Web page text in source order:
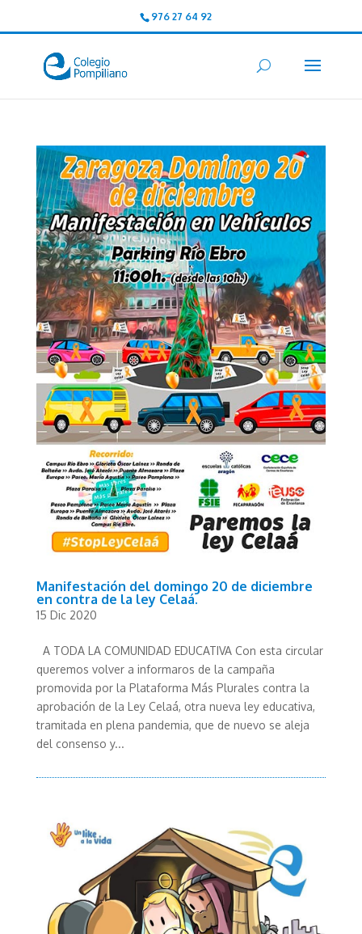
976 27 64 92
Manifestación del domingo 20 de diciembre
en contra de la ley Celaá.
15 Dic 2020
A TODA LA COMUNIDAD EDUCATIVA Con esta circular
queremos volver a informaros de la campaña
promovida por la Plataforma Más Plurales contra la
aprobación de la Ley Celaá, otra nueva ley educativa,
tramitada en plena pandemia, que de nuevo se aleja
del consenso y...